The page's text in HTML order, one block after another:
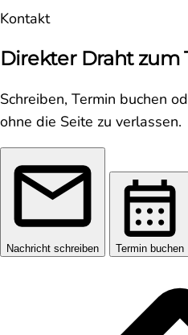
Kontakt
Direkter Draht zum
Schreiben, Termin buchen
ohne die Seite zu verlassen.
Nachricht schreiben Termin buchen